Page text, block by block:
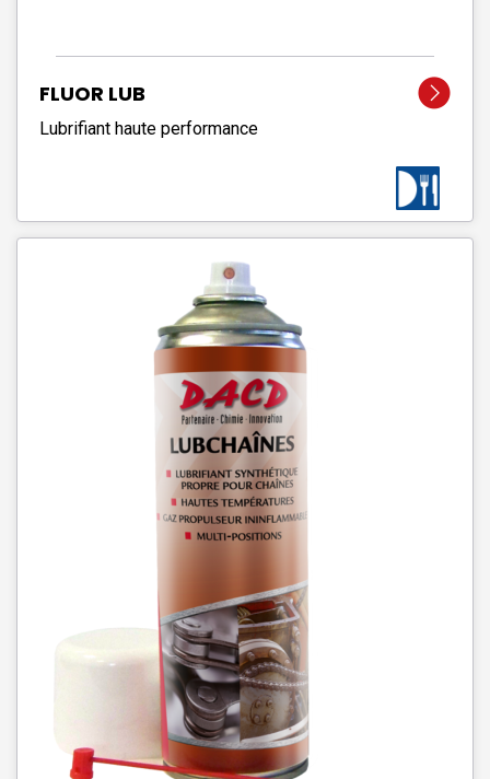
FLUOR LUB
Lubrifiant haute performance